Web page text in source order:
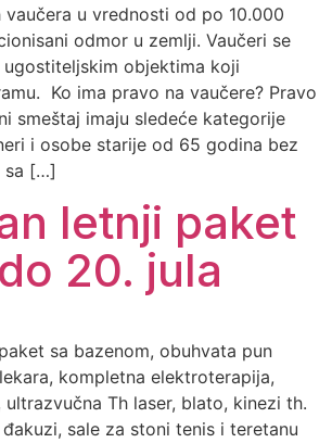
u vrednosti od po 10.000
odmor u zemlji. Vaučeri se
objektima koji
Ko ima pravo na vaučere? Pravo
smeštaj imaju sledeće kategorije
i osobe starije od 65 godina bez
sa […]
letnji paket
20. jula
sa bazenom, obuhvata pun
kompletna elektroterapija,
Th laser, blato, kinezi th.
đakuzi, sale za stoni tenis i teretanu